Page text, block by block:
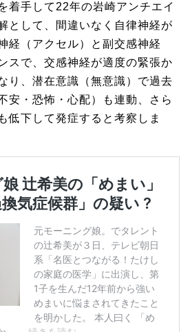
着手して22年の岩崎アンチエイ
として、間違いなく自律神経が
経（アクセル）と副交感神経
スで、交感神経が適度の緊張か
り、潜在意識（無意識）で過去
安・恐怖・心配）も連動、さら
低下して発症すると考察しま